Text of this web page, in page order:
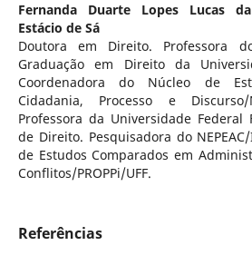
Fernanda Duarte Lopes Lucas
Estácio de Sá
Doutora em Direito. Professora
Graduação em Direito da
Coordenadora do Núcleo de
Cidadania, Processo e Discurso/
Professora da Universidade Federal
de Direito. Pesquisadora do
de Estudos Comparados em
Conflitos/PROPPi/UFF.
Referências